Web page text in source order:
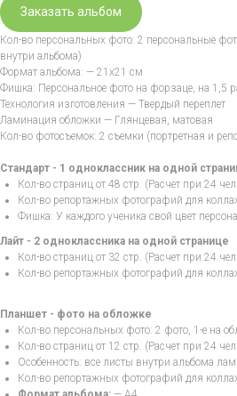
Заказать альбом
Кол-во персональных фото: 2 персональные
внутри альбома)
Формат альбома: — 21х21 см
Фишка: Персональное фото на форзаце, на 1,5
Технология изготовления — Твердый переплет
Ламинация обложки — Глянцевая, матовая
Кол-во фотосъемок: 2 съемки (портретная и
Стандарт - 1 одноклассник на одной
Кол-во страниц от 48 стр. (Расчет при 24
Кол-во репортажных фотографий для
Фишка: У каждого ученика свой цвет
Лайт - 2 одноклассника на одной странице
Кол-во страниц от 32 стр. (Расчет при 24
Кол-во репортажных фотографий для
Планшет - фото на обложке
Кол-во персональных фото: 2 фото, 1-е на
Кол-во страниц от 12 стр. (Расчет при 24
Особенность: все листы внутри альбома
Кол-во репортажных фотографий для